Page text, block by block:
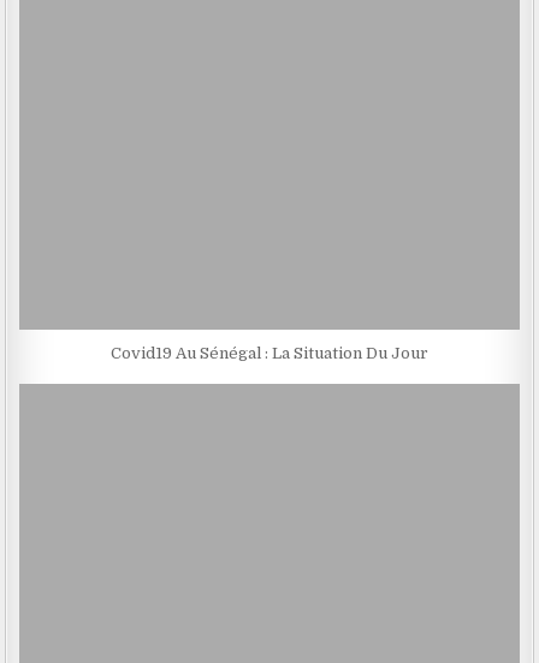
Covid19 Au Sénégal : La Situation Du Jour